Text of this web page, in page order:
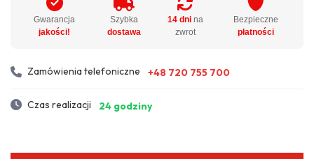
Gwarancja
jakości!
Szybka
dostawa
14 dnina
zwrot
Bezpieczne
płatności
Zamówienia telefoniczne +48 720 755 700
Czas realizacji 24 godziny